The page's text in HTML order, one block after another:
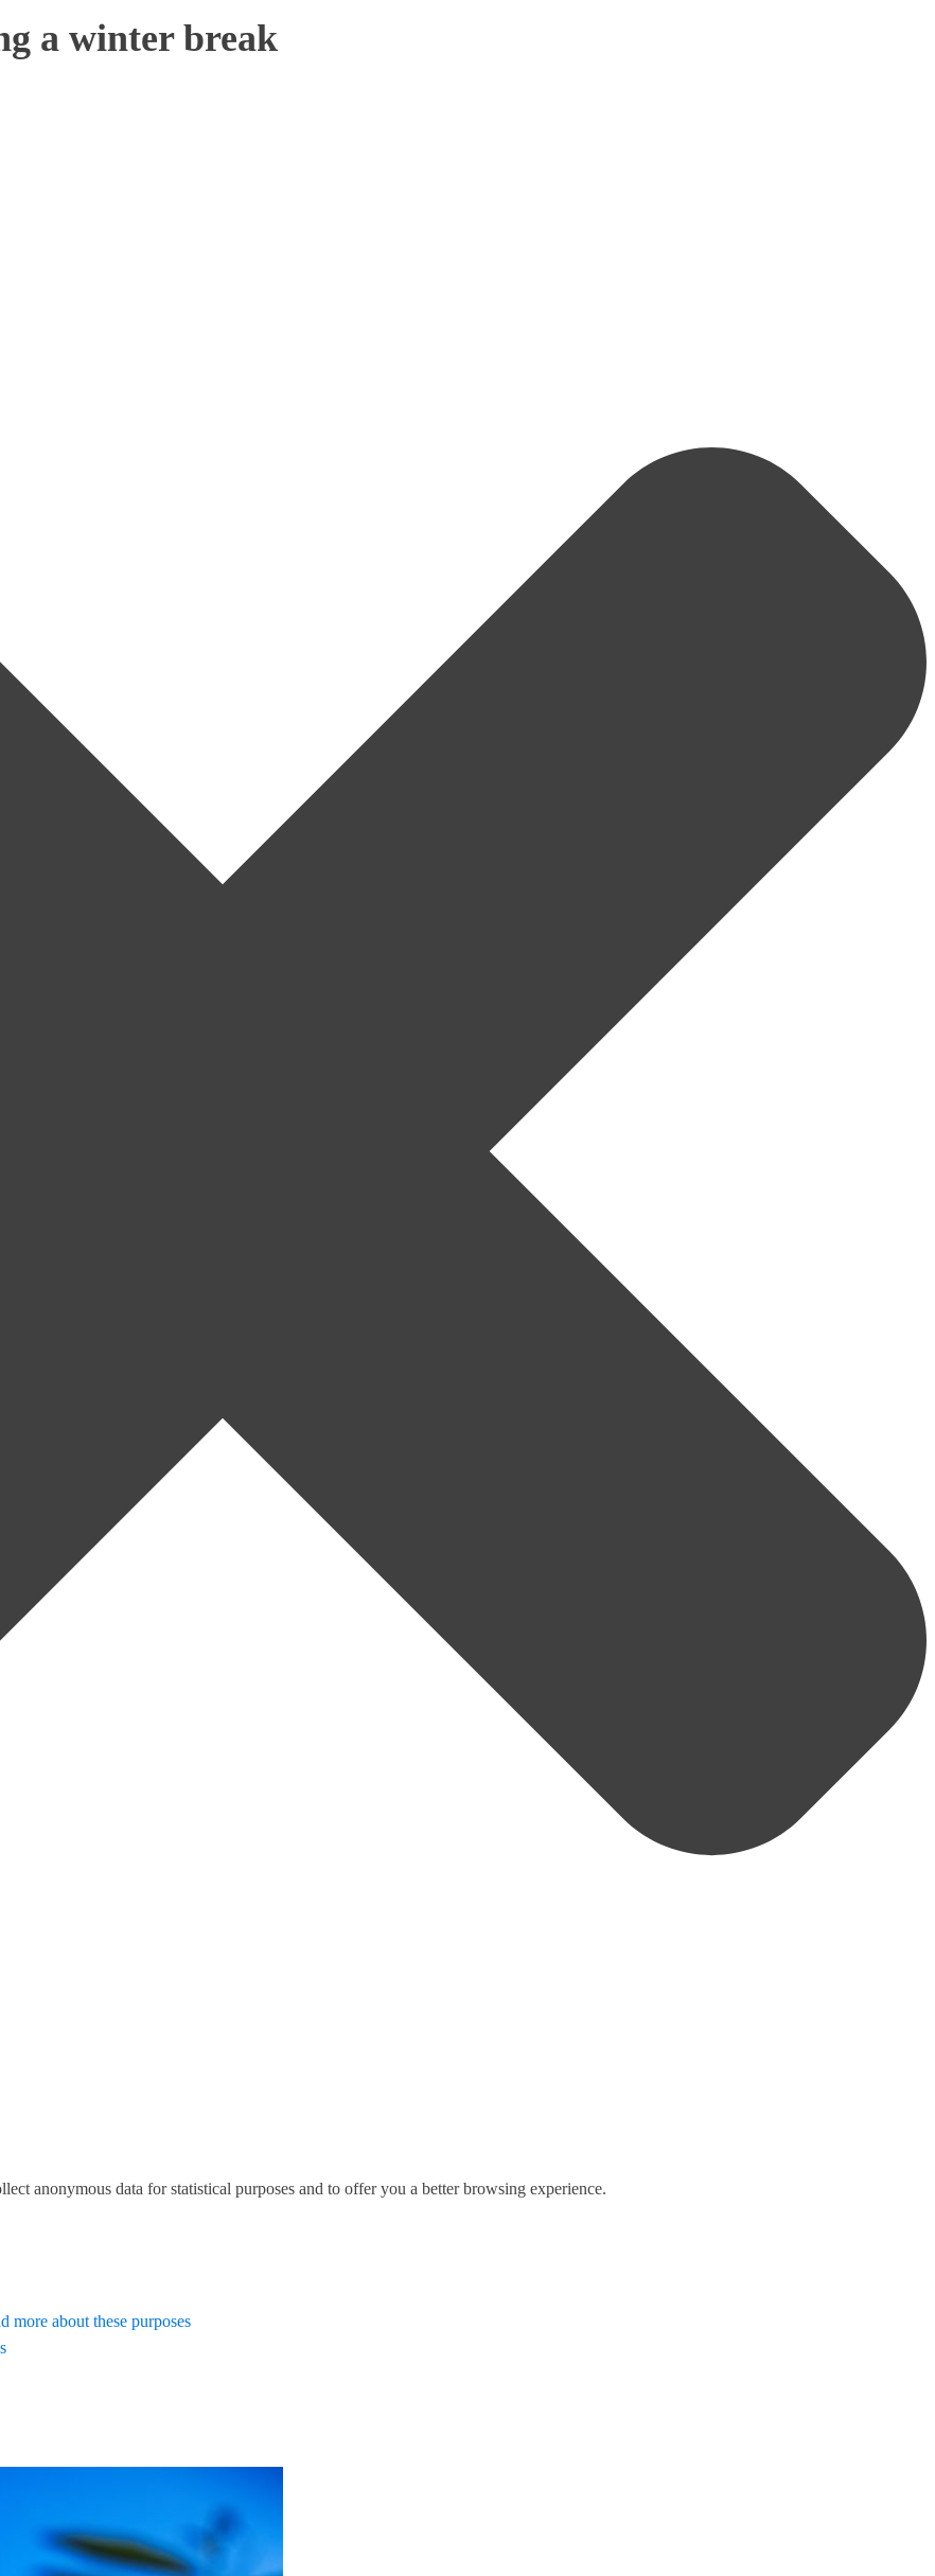
a winter break
anonymous data for statistical purposes and to offer you a better browsing experience.
more about these purposes